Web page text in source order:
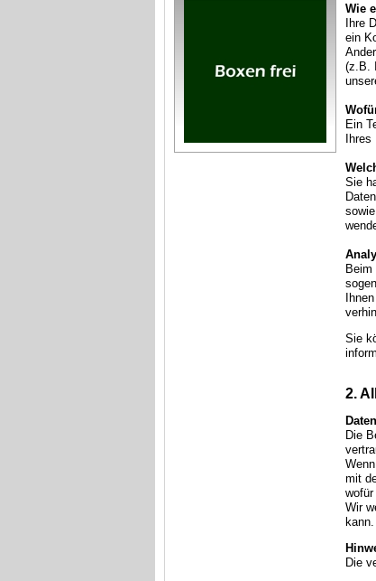
Wie
Ihre
ein
(z.B.
Ein
Ihres
Sie
Beim
Sie
2.
Die
mit
Wir
Die